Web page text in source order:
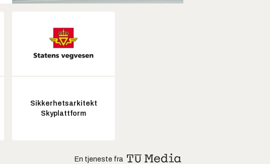
Sikkerhetsarkitekt
Skyplattform
En tjeneste fra